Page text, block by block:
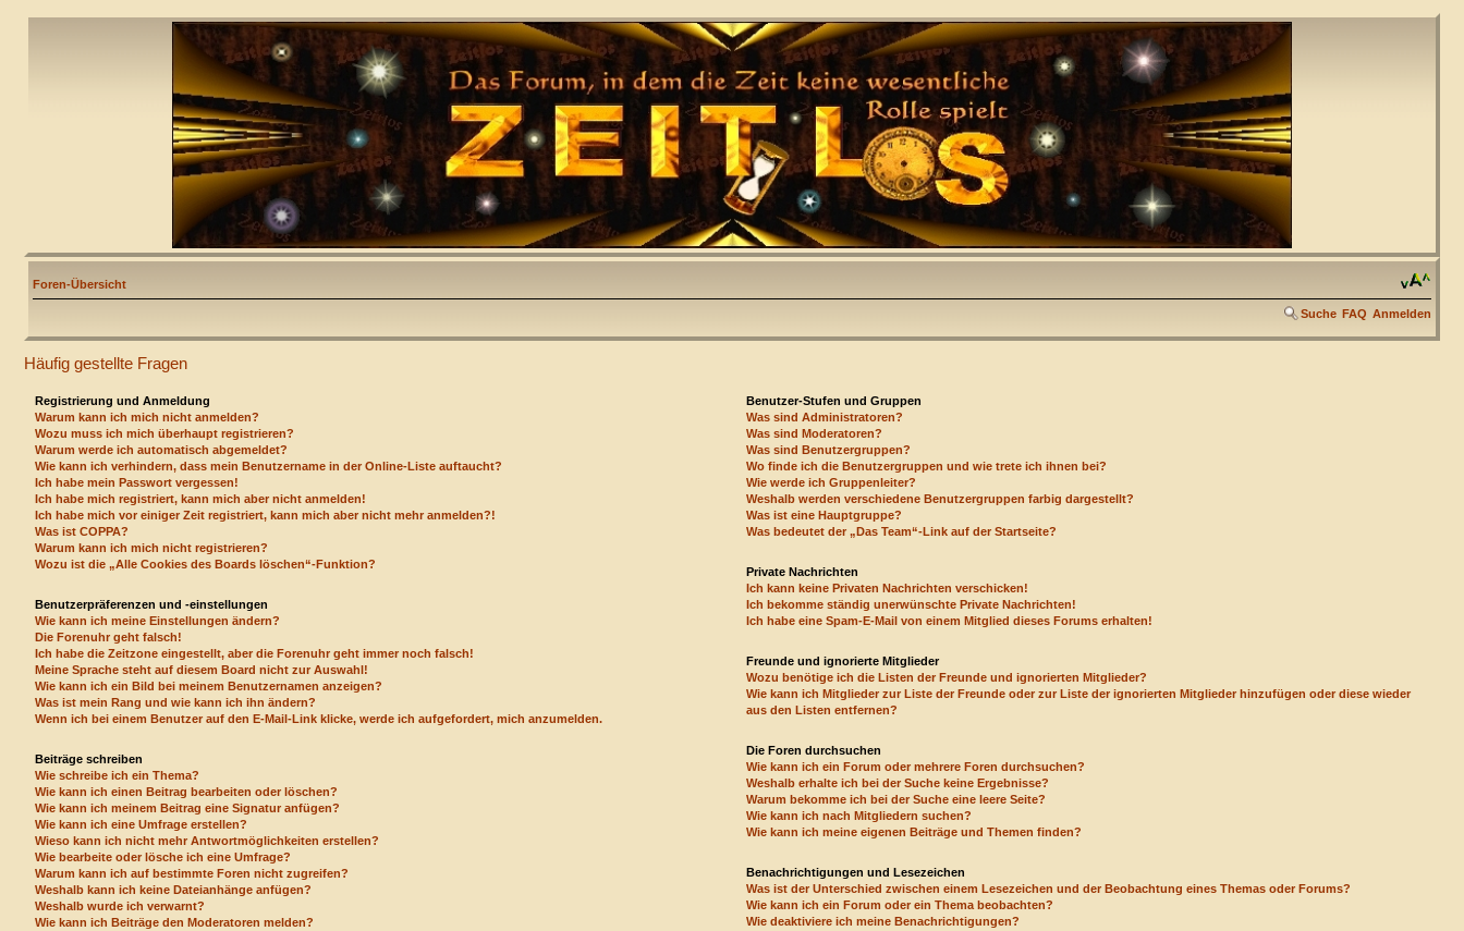
Foren-Übersicht
Suche FAQ Anmelden
Häufig gestellte Fragen
Registrierung und Anmeldung
Warum kann ich mich nicht anmelden?
Wozu muss ich mich überhaupt registrieren?
Warum werde ich automatisch abgemeldet?
Wie kann ich verhindern, dass mein Benutzername in der Online-Liste auftaucht?
Ich habe mein Passwort vergessen!
Ich habe mich registriert, kann mich aber nicht anmelden!
Ich habe mich vor einiger Zeit registriert, kann mich aber nicht mehr anmelden?!
Was ist COPPA?
Warum kann ich mich nicht registrieren?
Wozu ist die „Alle Cookies des Boards löschen“-Funktion?
Benutzerpräferenzen und -einstellungen
Wie kann ich meine Einstellungen ändern?
Die Forenuhr geht falsch!
Ich habe die Zeitzone eingestellt, aber die Forenuhr geht immer noch falsch!
Meine Sprache steht auf diesem Board nicht zur Auswahl!
Wie kann ich ein Bild bei meinem Benutzernamen anzeigen?
Was ist mein Rang und wie kann ich ihn ändern?
Wenn ich bei einem Benutzer auf den E-Mail-Link klicke, werde ich aufgefordert, mich anzumelden.
Beiträge schreiben
Wie schreibe ich ein Thema?
Wie kann ich einen Beitrag bearbeiten oder löschen?
Wie kann ich meinem Beitrag eine Signatur anfügen?
Wie kann ich eine Umfrage erstellen?
Wieso kann ich nicht mehr Antwortmöglichkeiten erstellen?
Wie bearbeite oder lösche ich eine Umfrage?
Warum kann ich auf bestimmte Foren nicht zugreifen?
Weshalb kann ich keine Dateianhänge anfügen?
Weshalb wurde ich verwarnt?
Wie kann ich Beiträge den Moderatoren melden?
Benutzer-Stufen und Gruppen
Was sind Administratoren?
Was sind Moderatoren?
Was sind Benutzergruppen?
Wo finde ich die Benutzergruppen und wie trete ich ihnen bei?
Wie werde ich Gruppenleiter?
Weshalb werden verschiedene Benutzergruppen farbig dargestellt?
Was ist eine Hauptgruppe?
Was bedeutet der „Das Team“-Link auf der Startseite?
Private Nachrichten
Ich kann keine Privaten Nachrichten verschicken!
Ich bekomme ständig unerwünschte Private Nachrichten!
Ich habe eine Spam-E-Mail von einem Mitglied dieses Forums erhalten!
Freunde und ignorierte Mitglieder
Wozu benötige ich die Listen der Freunde und ignorierten Mitglieder?
Wie kann ich Mitglieder zur Liste der Freunde oder zur Liste der ignorierten Mitglieder hinzufügen oder diese wieder
aus den Listen entfernen?
Die Foren durchsuchen
Wie kann ich ein Forum oder mehrere Foren durchsuchen?
Weshalb erhalte ich bei der Suche keine Ergebnisse?
Warum bekomme ich bei der Suche eine leere Seite?
Wie kann ich nach Mitgliedern suchen?
Wie kann ich meine eigenen Beiträge und Themen finden?
Benachrichtigungen und Lesezeichen
Was ist der Unterschied zwischen einem Lesezeichen und der Beobachtung eines Themas oder Forums?
Wie kann ich ein Forum oder ein Thema beobachten?
Wie deaktiviere ich meine Benachrichtigungen?